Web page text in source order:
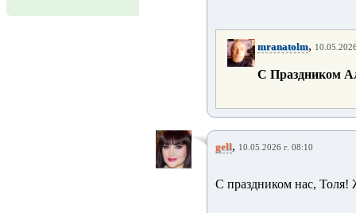
mranatolm,
С Праздником
gell, 10.05.2026 г. 08:10
С праздником нас, Толя!